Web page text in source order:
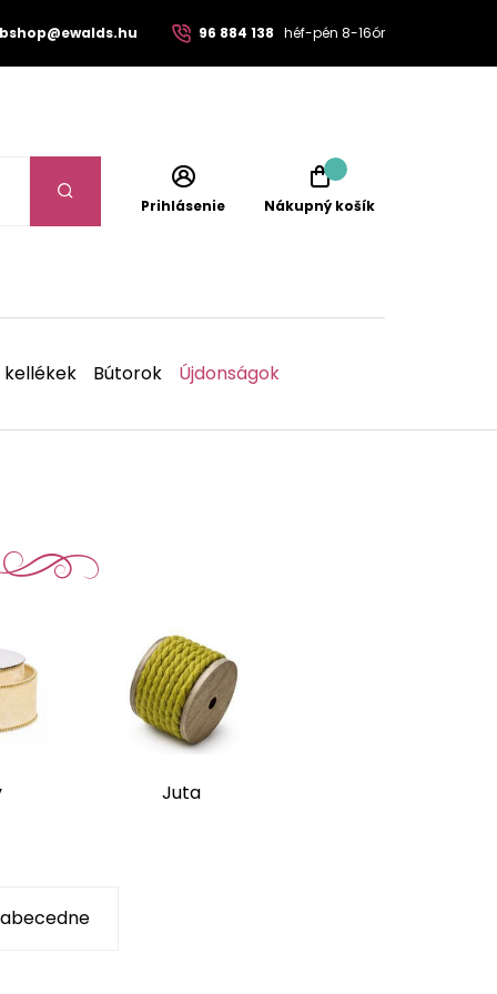
96 884 138 héf-pén 8-16ór
Prihlásenie Nákupný košík
Bútorok Újdonságok
Juta